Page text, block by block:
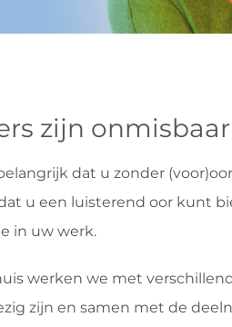
zijn
dat u zonder
u een luisterend oor kunt
in uw werk.
werken we met
zijn en samen met de